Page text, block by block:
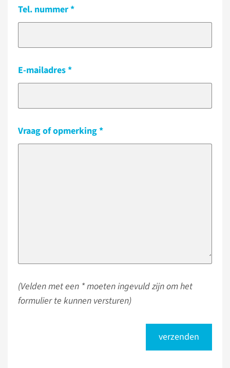
Tel. nummer
E-mailadres
Vraag of opmerking
(Velden met een * moeten ingevuld zijn om het
formulier te kunnen versturen)
verzenden